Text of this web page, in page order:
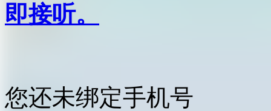
即接听。
您还未绑定手机号